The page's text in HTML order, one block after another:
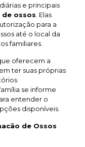
e principais
de ossos . Elas
para a
até o local da
familiares.
oferecem a
ter suas próprias
se informe
entender o
disponíveis.
de Ossos